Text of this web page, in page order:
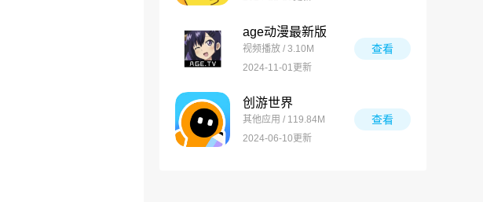
age动漫最新版
视频播放 / 3.10M
2024-11-01更新
查看
创游世界
其他应用 / 119.84M
2024-06-10更新
查看